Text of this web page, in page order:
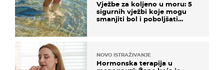
Vježbe za koljeno u moru: 5
sigurnih vježbi koje mogu
smanjiti bol i poboljšati
NOVO ISTRAŽIVANJE
Hormonska terapija u